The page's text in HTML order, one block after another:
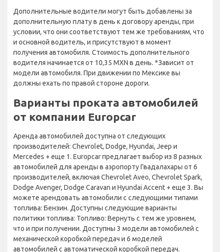
Дополнительные водители могут быть добавлены за
дополнительную плату в день к договору аренды, при
условии, что они соответствуют тем же требованиям, что
и основной водитель, и присутствуют в момент
получения автомобиля. Стоимость дополнительного
водителя начинается от 10,35 MXN в день. *Зависит от
модели автомобиля. При движении по Мексике вы
должны ехать по правой стороне дороги.
Варианты проката автомобилей
от компании Europcar
Аренда автомобилей доступна от следующих
производителей: Chevrolet, Dodge, Hyundai, Jeep и
Mercedes + еще 1. Europcar предлагает выбор из 8 разных
автомобилей для аренды в аэропорту Гвадалахары от 6
производителей, включая Chevrolet Aveo, Chevrolet Spark,
Dodge Avenger, Dodge Caravan и Hyundai Accent + еще 3. Вы
можете арендовать автомобили с следующими типами
топлива: Бензин. Доступны следующие варианты
политики топлива: Топливо: Вернуть с тем же уровнем,
что и при получении. Доступны 3 модели автомобилей с
механической коробкой передач и 6 моделей
автомобилей с автоматической коробкой передач.